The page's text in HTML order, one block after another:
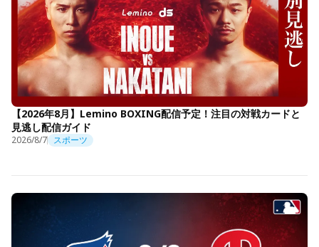
【2026年8月】Lemino BOXING配信予定！注目の対戦カードと
見逃し配信ガイド
2026/8/7 スポーツ